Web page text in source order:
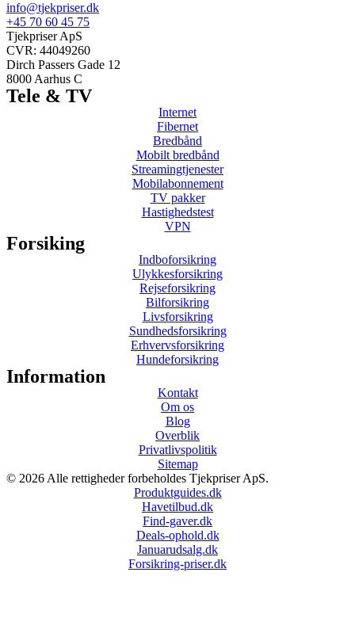
info@tjekpriser.dk
+45 70 60 45 75
Tjekpriser ApS
CVR: 44049260
Dirch Passers Gade 12
8000 Aarhus C
Tele & TV
Internet
Fibernet
Bredbånd
Mobilt bredbånd
Streamingtjenester
Mobilabonnement
TV pakker
Hastighedstest
VPN
Forsiking
Indboforsikring
Ulykkesforsikring
Rejseforsikring
Bilforsikring
Livsforsikring
Sundhedsforsikring
Erhvervsforsikring
Hundeforsikring
Information
Kontakt
Om os
Blog
Overblik
Privatlivspolitik
Sitemap
© 2026 Alle rettigheder forbeholdes Tjekpriser ApS.
Produktguides.dk
Havetilbud.dk
Find-gaver.dk
Deals-ophold.dk
Januarudsalg.dk
Forsikring-priser.dk